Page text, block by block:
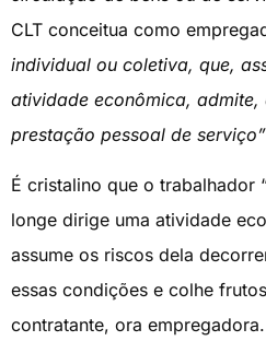
CLT conceitua como
individual ou coletiva, que,
atividade econômica,
prestação pessoal de serviço”
É cristalino que o trabalhador
longe dirige uma atividade
assume os riscos dela
essas condições e colhe
contratante, ora empregadora.